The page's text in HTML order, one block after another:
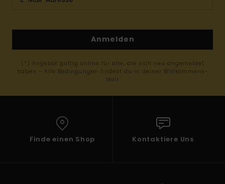
Anmelden
(*) Angebot gültig online für alle, die sich neu angemeldet
haben - Alle Bedingungen findest du in deiner Willkommens-
Mail
Finde einen Shop Kontaktiere Uns